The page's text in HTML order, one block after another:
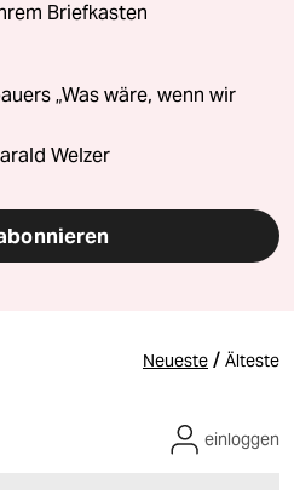
Briefkasten
„Was wäre, wenn wir
Welzer
Neueste / Älteste
einloggen